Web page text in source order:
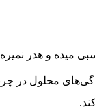
محلول
میده و هدر